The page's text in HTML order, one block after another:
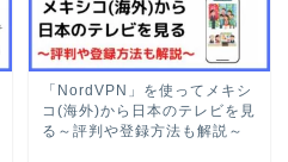
「NordVPN」を使ってメキシ
コ(海外)から日本のテレビを見
る～評判や登録方法も解説～